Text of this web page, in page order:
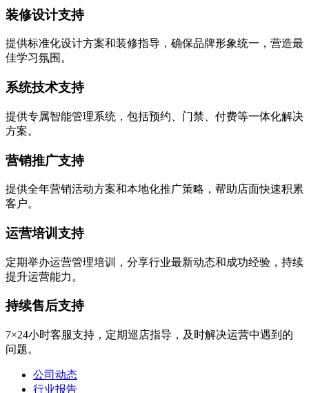
装修设计支持
提供标准化设计方案和装修指导，确保品牌形象统一，营造最
佳学习氛围。
系统技术支持
提供专属智能管理系统，包括预约、门禁、付费等一体化解决
方案。
营销推广支持
提供全年营销活动方案和本地化推广策略，帮助店面快速积累
客户。
运营培训支持
定期举办运营管理培训，分享行业最新动态和成功经验，持续
提升运营能力。
持续售后支持
7×24小时客服支持，定期巡店指导，及时解决运营中遇到的
问题。
公司动态
行业报告